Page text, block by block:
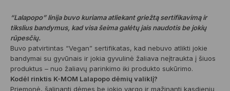
“Lalapopo” linija buvo kuriama atliekant griežtą sertifikavimą ir
tikslius bandymus, kad visa šeima galėtų jais naudotis be jokių
rūpesčių.
Buvo patvirtintas “Vegan” sertifikatas, kad nebuvo atlikti jokie
bandymai su gyvūnais ir jokia gyvulinė žaliava neįtraukta į šiuos
produktus – nuo žaliavų parinkimo iki produkto sukūrimo.
Kodėl rinktis K-MOM Lalapopo dėmių valiklį?
Priemonė, šalinanti dėmes be jokio vargo ir mažinanti kasdienių